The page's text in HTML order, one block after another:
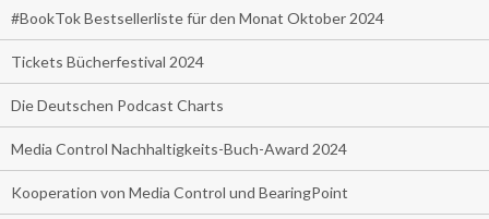
#BookTok Bestsellerliste für den Monat Oktober 2024
Tickets Bücherfestival 2024
Die Deutschen Podcast Charts
Media Control Nachhaltigkeits-Buch-Award 2024
Kooperation von Media Control und BearingPoint